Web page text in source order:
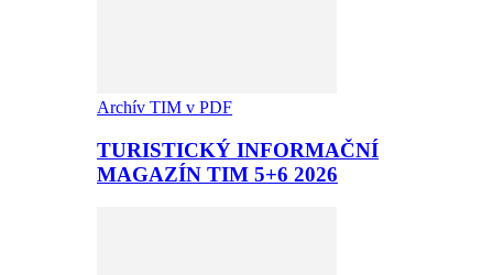
Archív TIM v PDF
TURISTICKÝ INFORMAČNÍ
MAGAZÍN TIM 5+6 2026